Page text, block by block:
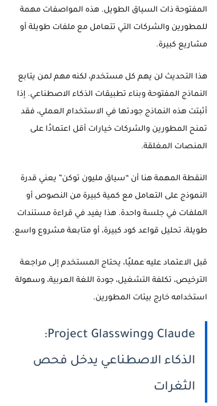
المفتوحة ذات السياق الطويل. هذه المواصفات مهمة
للمطورين والشركات التي تتعامل مع ملفات طويلة أو
مشاريع كبيرة.
هذا التحديث لن يهم كل مستخدم، لكنه مهم لمن يتابع
النماذج المفتوحة وبناء تطبيقات الذكاء الاصطناعي. إذا
أثبتت هذه النماذج جودتها في الاستخدام العملي، فقد
تمنح المطورين والشركات خيارات أقل اعتمادًا على
المنصات المغلقة.
النقطة المهمة هنا أن “سياق مليون توكن” يعني قدرة
النموذج على التعامل مع كمية كبيرة من النصوص أو
الملفات في جلسة واحدة. هذا يفيد في قراءة مستندات
طويلة، تحليل قواعد كود كبيرة، أو متابعة مشروع واسع.
قبل الاعتماد عليه عمليًا، يحتاج المستخدم إلى مراجعة
الترخيص، تكلفة التشغيل، جودة اللغة العربية، وسهولة
استخدامه خارج بيئات المطورين.
Claude وProject Glasswing:
الذكاء الاصطناعي يدخل فحص
الثغرات